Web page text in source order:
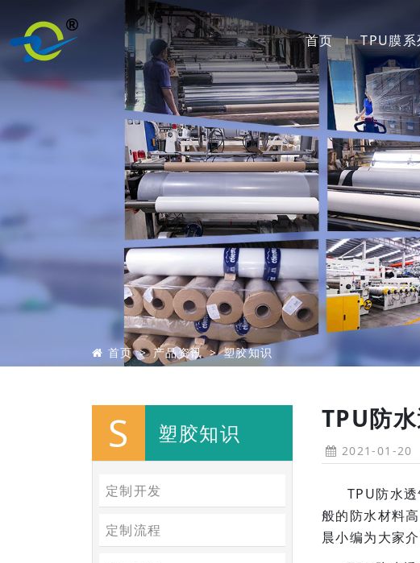
首页 TPU膜系
首页 产品资讯 塑胶知识
TPU防
2021-01-20
TPU防水
般的防水材料
晨小编为大家
S 塑胶知识
定制开发
定制流程